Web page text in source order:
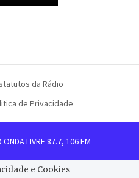
da Rádio
de Privacidade
ONDA LIVRE 87.7, 106 FM
e Cookies